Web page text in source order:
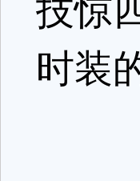
技惊
时装